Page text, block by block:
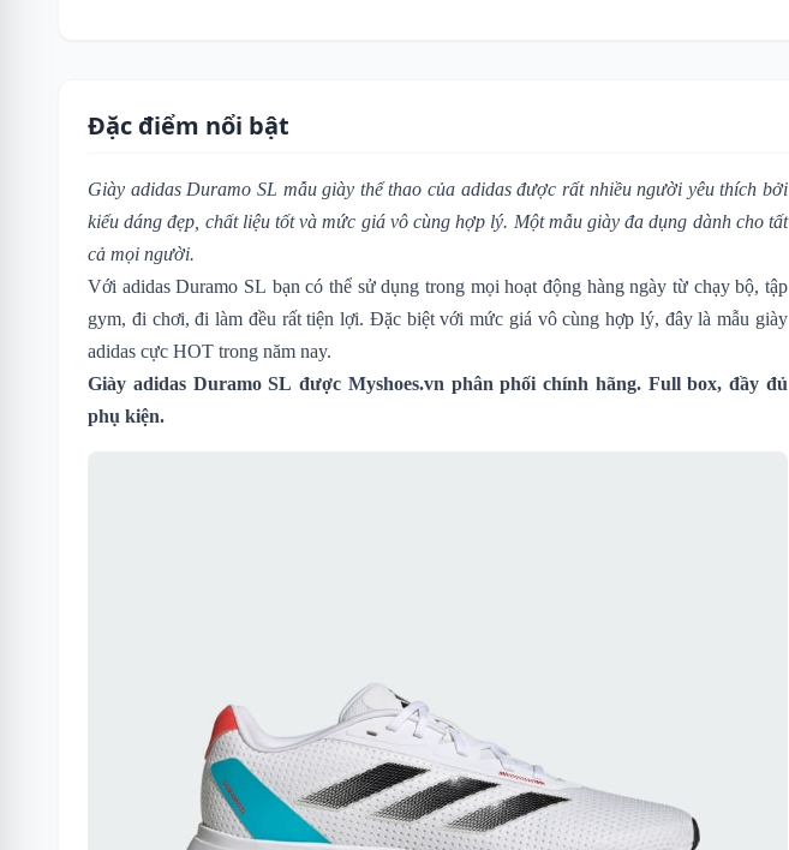
Đặc điểm nổi bật
Giày adidas Duramo SL mẫu giày thể thao của adidas được rất nhiều người yêu thích bởi
kiểu dáng đẹp, chất liệu tốt và mức giá vô cùng hợp lý. Một mẫu giày đa dụng dành cho tất
cả mọi người.
Với adidas Duramo SL bạn có thể sử dụng trong mọi hoạt động hàng ngày từ chạy bộ, tập
gym, đi chơi, đi làm đều rất tiện lợi. Đặc biệt với mức giá vô cùng hợp lý, đây là mẫu giày
adidas cực HOT trong năm nay.
Giày adidas Duramo SL được Myshoes.vn phân phối chính hãng. Full box, đầy đủ
phụ kiện.